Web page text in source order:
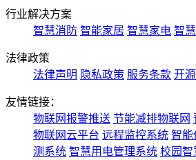
行业解决方案
智慧消防 智能家居 智慧家电 智
法律政策
法律声明 隐私政策 服务条款 开
友情链接：
物联网报警推送 节能减排物联网
物联网云平台 远程监控系统 智能
测系统 智慧用电管理系统 校园智